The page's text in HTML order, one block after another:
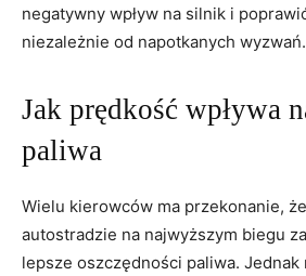
negatywny wpływ na silnik i
niezależnie od napotkanych wyzwań.
Jak prędkość wpływa
paliwa
Wielu kierowców ma przekonanie,
autostradzie na najwyższym biegu
lepsze oszczędności paliwa.